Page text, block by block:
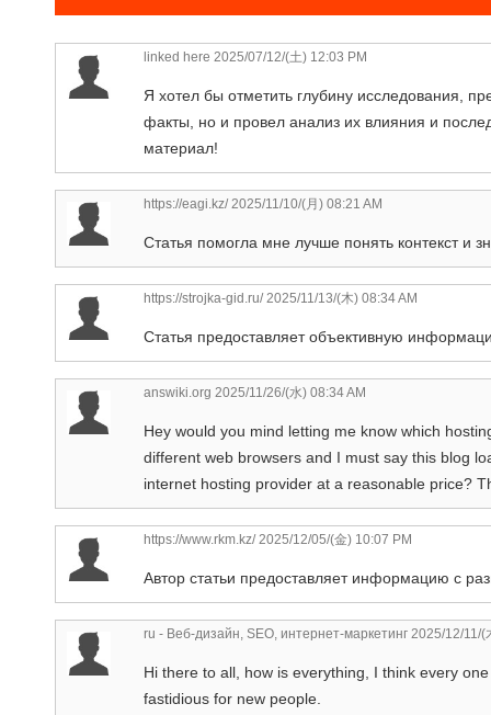
linked here 2025/07/12/(土) 12:03 PM
Я хотел бы отметить глубину исследования,
факты, но и провел анализ их влияния и
материал!
https://eagi.kz/2025/11/10/(月) 08:21 AM
Статья помогла мне лучше понять контекст и
https://strojka-gid.ru/2025/11/13/(木) 08:34 AM
Статья предоставляет объективную
answiki.org 2025/11/26/(水) 08:34 AM
Hey would you mind letting me know which
different web browsers and I must say this blog
internet hosting provider at a reasonable price?
https://www.rkm.kz/2025/12/05/(金) 10:07 PM
Автор статьи предоставляет информацию с
ru - Веб-дизайн, SEO, интернет-маркетинг 2025/12/11/(
Hi there to all, how is everything, I think every
fastidious for new people.